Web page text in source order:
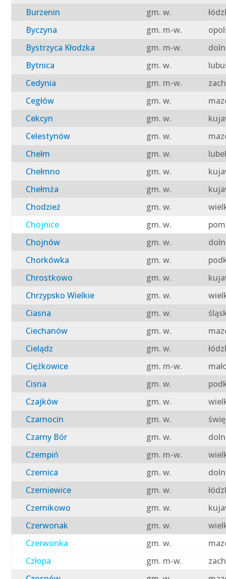
Burzenin
gm. w.
Byczyna
gm. m-w.
Bystrzyca Kłodzka
gm. m-w.
Bytnica
gm. w.
Cedynia
gm. m-w.
Cegłów
gm. w.
Cekcyn
gm. w.
Celestynów
gm. w.
Chełm
gm. w.
Chełmno
gm. w.
Chełmża
gm. w.
Chodzież
gm. w.
Chojnice
gm. w.
Chojnów
gm. w.
Chorkówka
gm. w.
Chrostkowo
gm. w.
Chrzypsko Wielkie
gm. w.
Ciasna
gm. w.
Ciechanów
gm. w.
Cielądz
gm. w.
Ciężkowice
gm. m-w.
Cisna
gm. w.
Czajków
gm. w.
Czarnocin
gm. w.
Czarny Bór
gm. w.
Czempiń
gm. m-w.
Czernica
gm. w.
Czerniewice
gm. w.
Czernikowo
gm. w.
Czerwonak
gm. w.
Czerwonka
gm. w.
Człopa
gm. m-w.